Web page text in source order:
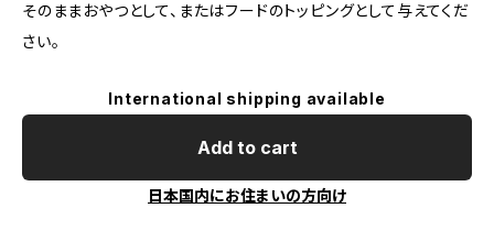
そのままおやつとして、またはフードのトッピングとして与えてくだ
さい。
International shipping available
Add to cart
日本国内にお住まいの方向け